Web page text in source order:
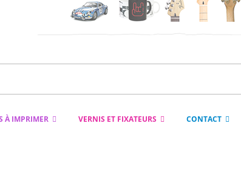
À IMPRIMER VERNIS ET FIXATEURS CONTACT